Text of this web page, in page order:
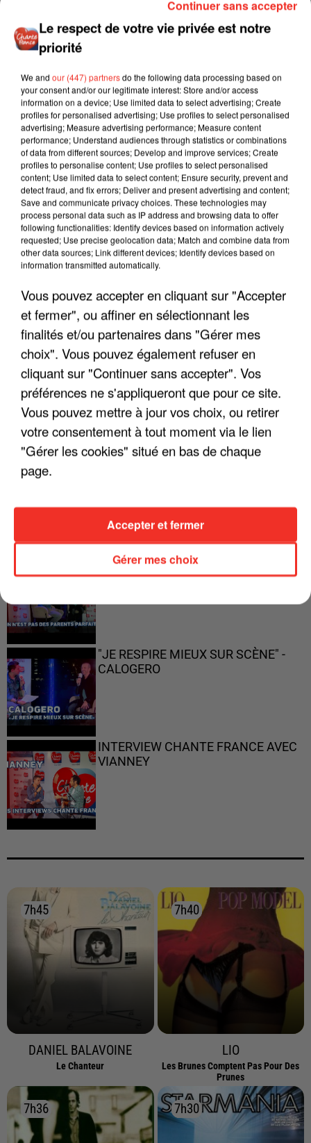
LES INTERVIEWS CHANTE
FRANCE
"JE SUIS À DISPOSITION DES
ENFOIRÉS"
"ON N'EST PAS DES PARENTS
PARFAITS"
"JE RESPIRE MIEUX SUR SCÈNE" -
CALOGERO
INTERVIEW CHANTE FRANCE AVEC
VIANNEY
7h45
7h45
DANIEL BALAVOINE
Le Chanteur
7h40
7h40
LIO
Les Brunes Comptent Pas Pour Des
Prunes
7h36
7h36 7h30
7h30
Le respect de votre vie privée est notre
priorité
We and our (447) partnersdo the following data processing based on
your consent and/or our legitimate interest: Store and/or access
information on a device; Use limited data to select advertising; Create
profiles for personalised advertising; Use profiles to select personalised
advertising; Measure advertising performance; Measure content
performance; Understand audiences through statistics or combinations
of data from different sources; Develop and improve services; Create
profiles to personalise content; Use profiles to select personalised
content; Use limited data to select content; Ensure security, prevent and
detect fraud, and fix errors; Deliver and present advertising and content;
Save and communicate privacy choices. These technologies may
process personal data such as IP address and browsing data to offer
following functionalities: Identify devices based on information actively
requested; Use precise geolocation data; Match and combine data from
other data sources; Link different devices; Identify devices based on
information transmitted automatically.
Vous pouvez accepter en cliquant sur "Accepter
et fermer", ou affiner en sélectionnant les
finalités et/ou partenaires dans "Gérer mes
choix". Vous pouvez également refuser en
cliquant sur "Continuer sans accepter". Vos
préférences ne s'appliqueront que pour ce site.
Vous pouvez mettre à jour vos choix, ou retirer
votre consentement à tout moment via le lien
"Gérer les cookies" situé en bas de chaque
page.
Gérer mes choix
Accepter et fermer
Continuer sans accepter